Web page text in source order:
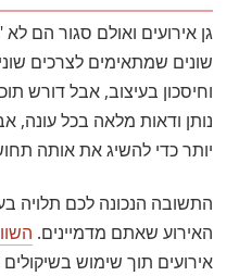
גן אירועים ואולם סגור הם
שונים שמתאימים לצרכים
וחיסכון בעיצוב, אבל דורש
נותן ודאות מלאה בכל עונה,
יותר כדי להשיג את אותה
התשובה הנכונה לכם תלויה
האירוע שאתם מדמיינים.
אירועים תוך שימוש